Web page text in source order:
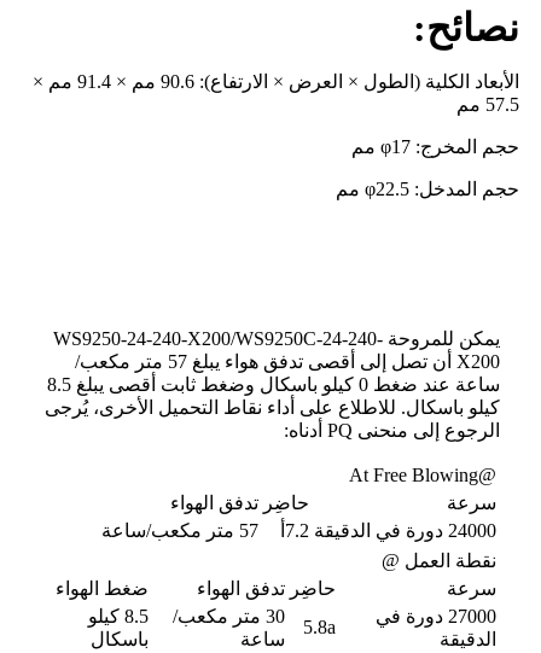
نصائح:
الأبعاد الكلية (الطول × العرض × الارتفاع): 90.6 مم × 91.4 مم ×
57.5 مم
حجم المخرج: φ17 مم
حجم المدخل: φ22.5 مم
يمكن للمروحة WS9250-24-240-X200/WS9250C-24-240-
X200 أن تصل إلى أقصى تدفق هواء يبلغ 57 متر مكعب/
ساعة عند ضغط 0 كيلو باسكال وضغط ثابت أقصى يبلغ 8.5
كيلو باسكال. للاطلاع على أداء نقاط التحميل الأخرى، يُرجى
الرجوع إلى منحنى PQ أدناه:
@At Free Blowing
سرعة
حاضِر تدفق الهواء
24000 دورة في الدقيقة
7.2أ
57 متر مكعب/ساعة
نقطة العمل @
سرعة
حاضِر تدفق الهواء
ضغط الهواء
27000 دورة في
الدقيقة
5.8a
30 متر مكعب/
ساعة
8.5 كيلو
باسكال